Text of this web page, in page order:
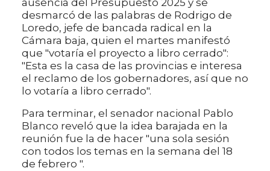
ausencia del Presupuesto 2025 y se
desmarcó de las palabras de Rodrigo de
Loredo, jefe de bancada radical en la
Cámara baja, quien el martes manifestó
que "votaría el proyecto a libro cerrado":
"Esta es la casa de las provincias e interesa
el reclamo de los gobernadores, así que no
lo votaría a libro cerrado".
Para terminar, el senador nacional Pablo
Blanco reveló que la idea barajada en la
reunión fue la de hacer "una sola sesión
con todos los temas en la semana del 18
de febrero ".